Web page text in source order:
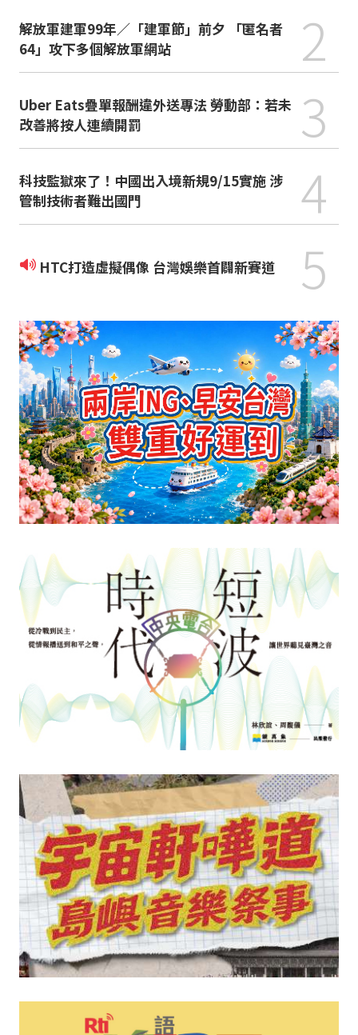
解放軍建軍99年／「建軍節」前夕 「匿名者
64」攻下多個解放軍網站
2
Uber Eats疊單報酬違外送專法 勞動部：若未
改善將按人連續開罰
3
科技監獄來了！中國出入境新規9/15實施 涉
管制技術者難出國門
4
HTC打造虛擬偶像 台灣娛樂首闢新賽道 5